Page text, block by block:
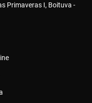
Primaveras I, Boituva -